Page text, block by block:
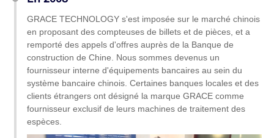
GRACE TECHNOLOGY s'est imposée sur le marché chinois
en proposant des compteuses de billets et de pièces, et a
remporté des appels d'offres auprès de la Banque de
construction de Chine. Nous sommes devenus un
fournisseur interne d'équipements bancaires au sein du
système bancaire chinois. Certaines banques locales et des
clients étrangers ont désigné la marque GRACE comme
fournisseur exclusif de leurs machines de traitement des
espèces.